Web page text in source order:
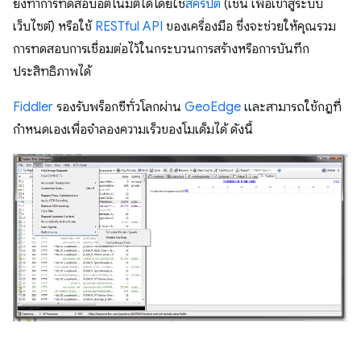
ยังทำการทดสอบอัตโนมัติได้โดยใช้สคริปต์(เช่น เพื่อเข้าสู่ระบบ
เว็บไซต์) หรือใช้ RESTful API ของเครื่องมือ ซึ่งจะช่วยให้คุณรวม
การทดสอบการเชื่อมต่อไว้ในกระบวนการสร้างหรือการบันทึก
ประสิทธิภาพได้
Fiddler รองรับพร็อกซีทั่วโลกผ่าน GeoEdge และสามารถใช้กฎที่
กำหนดเองเพื่อจำลองความเร็วของโมเด็มได้ ดังนี้